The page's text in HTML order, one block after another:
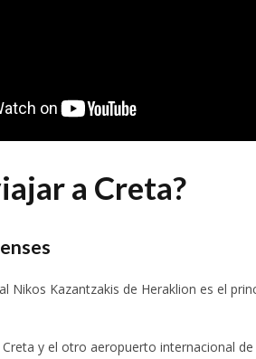
a Creta?
Nikos Kazantzakis de Heraklion es el
y el otro aeropuerto internacional